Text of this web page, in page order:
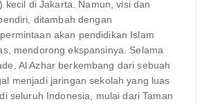
kecil di Jakarta. Namun, visi dan
ditambah dengan
akan pendidikan Islam
mendorong ekspansinya. Selama
Al Azhar berkembang dari sebuah
menjadi jaringan sekolah yang luas
seluruh Indonesia, mulai dari Taman